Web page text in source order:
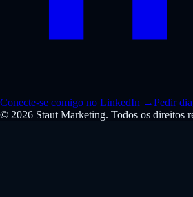
Conecte-se comigo no LinkedIn →Pedir
© 2026 Staut Marketing. Todos os direitos